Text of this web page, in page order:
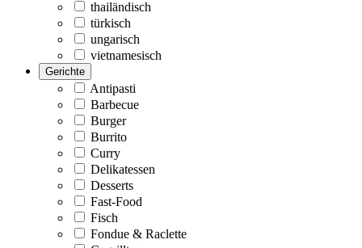
thailändisch
türkisch
ungarisch
vietnamesisch
Gerichte
Antipasti
Barbecue
Burger
Burrito
Curry
Delikatessen
Desserts
Fast-Food
Fisch
Fondue & Raclette